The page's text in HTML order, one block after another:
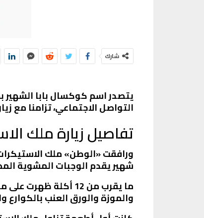
شارك
يتصدر اسم كوكسال بابا الشهير
التواصل الاجتماعي، تزامنا مع
تفاصيل زيارة ملك
ورافقت «الوطن» ملك
شهير يقدم الوجبات المشوية
ما يقرب من 12
والموزة والورق العنب بالكوارع